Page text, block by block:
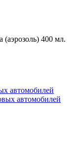
400 мл.
автомобилей
автомобилей